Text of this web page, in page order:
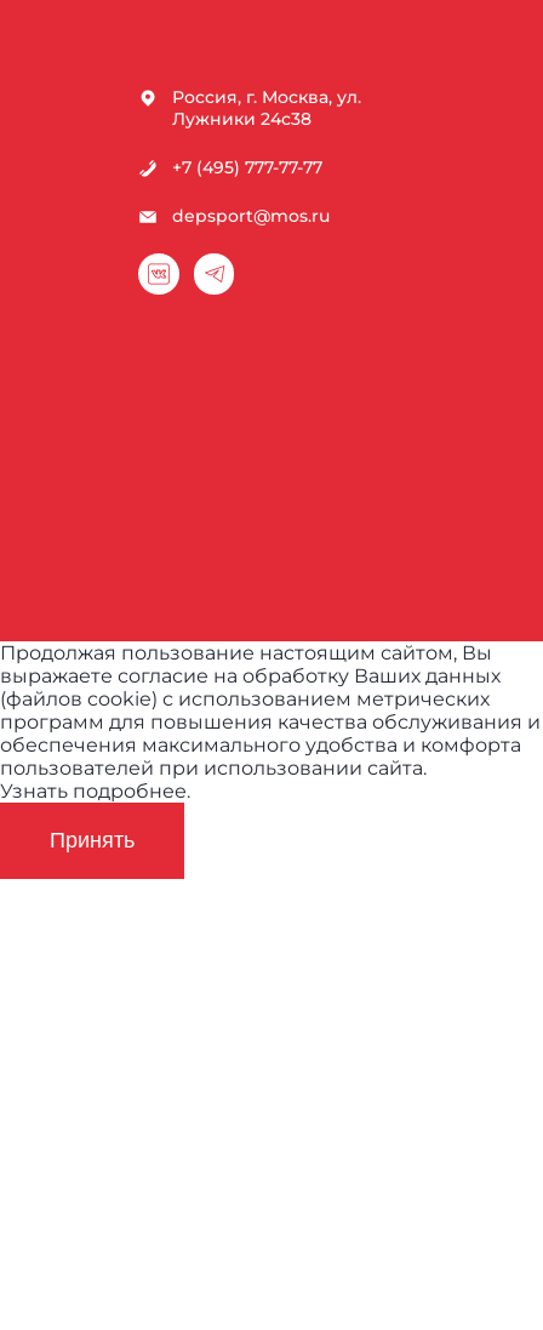
Россия, г. Москва, ул.
Лужники 24с38
+7 (495) 777-77-77
depsport@mos.ru
Продолжая пользование настоящим сайтом, Вы
выражаете согласие на обработку Ваших данных
(файлов cookie) с использованием метрических
программ для повышения качества обслуживания и
обеспечения максимального удобства и комфорта
пользователей при использовании сайта.
Узнать подробнее.
Принять